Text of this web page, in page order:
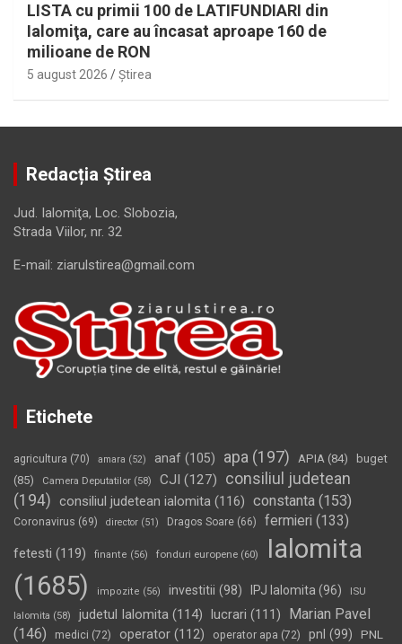
LISTA cu primii 100 de LATIFUNDIARI din
Ialomiţa, care au încasat aproape 160 de
milioane de RON
5 august 2026 Ştirea
Redacția Știrea
Jud. Ialomiţa, Loc. Slobozia,
Strada Viilor, nr. 32
E-mail: ziarulstirea@gmail.com
Etichete
agricultura (70) amara (52) anaf (105) apa (197) APIA (84)
buget
(85)
Camera Deputatilor (58) CJI (127)
consiliul judetean
(194) consiliul judetean ialomita (116) constanta (153)
Coronavirus (69) director (51) Dragos Soare (66) fermieri (133)
fetesti (119) finante (56) fonduri europene (60)
Ialomita
(1685)
impozite (56) investitii (98) IPJ Ialomita (96) ISU
Ialomita (58) judetul Ialomita (114) lucrari (111)
Marian Pavel
(146)
medici (72) operator (112) operator apa (72) pnl (99)
PNL